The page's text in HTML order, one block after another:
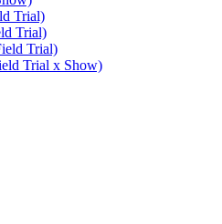
Trial)
Trial)
Trial)
Trial x Show)